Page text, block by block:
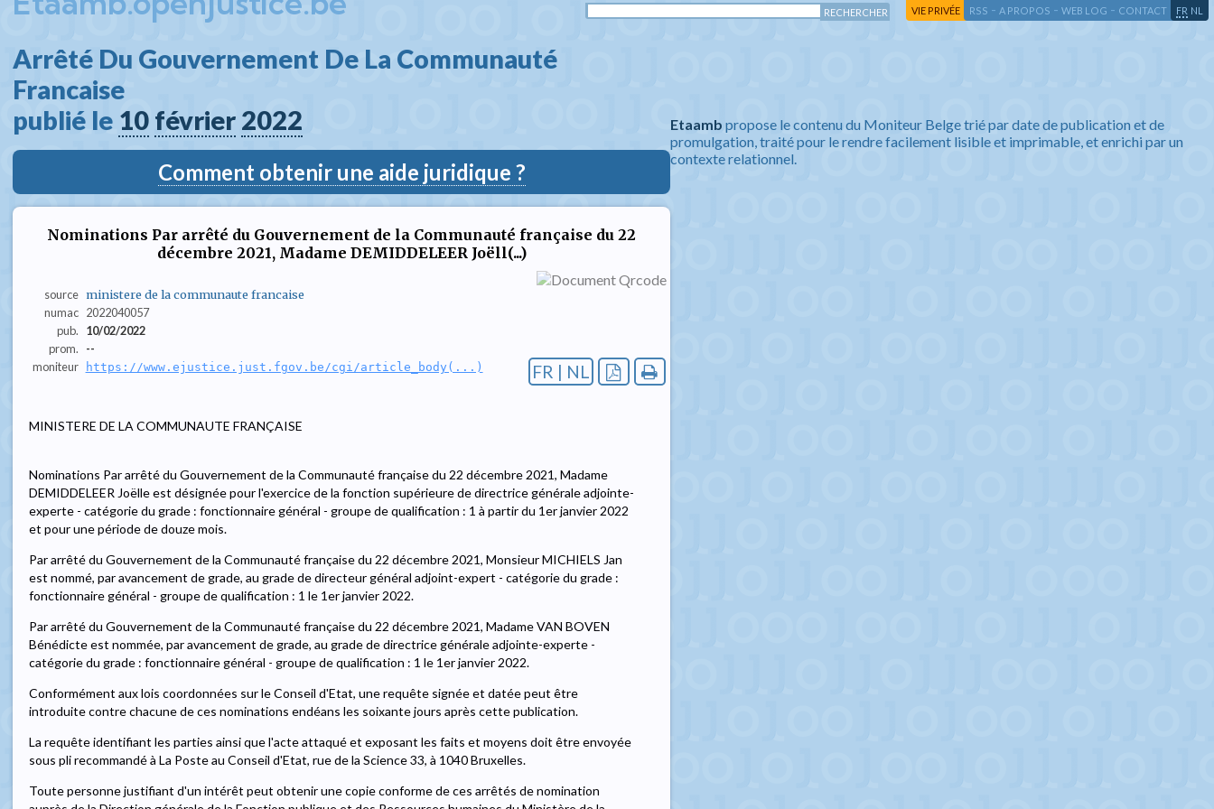
VIE PRIVÉE RSS - A PROPOS - WEB LOG - CONTACT FR NL
Arrêté Du Gouvernement De La Communauté
Francaise
publié le 10 février 2022
Comment obtenir une aide juridique ?
Nominations Par arrêté du Gouvernement de la Communauté française du 22
décembre 2021, Madame DEMIDDELEER Joëll(...)
source ministere de la communaute francaise
numac 2022040057
pub.
10/02/2022
prom.
--
moniteur
https://www.ejustice.just.fgov.be/cgi/article_body(...) FR | NL
MINISTERE DE LA COMMUNAUTE FRANÇAISE
Nominations Par arrêté du Gouvernement de la Communauté française du 22 décembre 2021, Madame
DEMIDDELEER Joëlle est désignée pour l'exercice de la fonction supérieure de directrice générale adjointe-
experte - catégorie du grade : fonctionnaire général - groupe de qualification : 1 à partir du 1er janvier 2022
et pour une période de douze mois.
Par arrêté du Gouvernement de la Communauté française du 22 décembre 2021, Monsieur MICHIELS Jan
est nommé, par avancement de grade, au grade de directeur général adjoint-expert - catégorie du grade :
fonctionnaire général - groupe de qualification : 1 le 1er janvier 2022.
Par arrêté du Gouvernement de la Communauté française du 22 décembre 2021, Madame VAN BOVEN
Bénédicte est nommée, par avancement de grade, au grade de directrice générale adjointe-experte -
catégorie du grade : fonctionnaire général - groupe de qualification : 1 le 1er janvier 2022.
Conformément aux lois coordonnées sur le Conseil d'Etat, une requête signée et datée peut être
introduite contre chacune de ces nominations endéans les soixante jours après cette publication.
La requête identifiant les parties ainsi que l'acte attaqué et exposant les faits et moyens doit être envoyée
sous pli recommandé à La Poste au Conseil d'Etat, rue de la Science 33, à 1040 Bruxelles.
Toute personne justifiant d'un intérêt peut obtenir une copie conforme de ces arrêtés de nomination
Etaamb propose le contenu du Moniteur Belge trié par date de publication et de
promulgation, traité pour le rendre facilement lisible et imprimable, et enrichi par un
contexte relationnel.